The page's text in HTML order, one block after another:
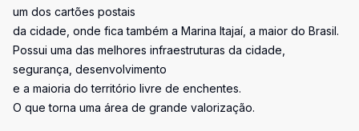
um dos cartões postais
da cidade, onde fica também a Marina Itajaí, a maior do Brasil.
Possui uma das melhores infraestruturas da cidade,
segurança, desenvolvimento
e a maioria do território livre de enchentes.
O que torna uma área de grande valorização.